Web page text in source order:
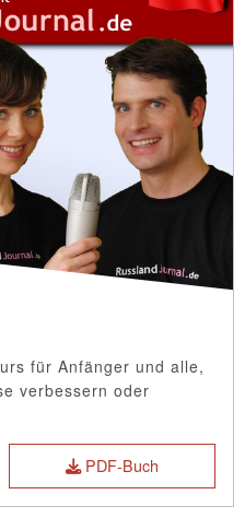
für Anfänger und alle,
verbessern oder
PDF-Buch